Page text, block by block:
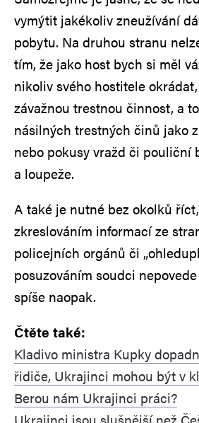
vymýtit jakékoliv zneužívání
pobytu. Na druhou stranu
tím, že jako host bych si měl
nikoliv svého hostitele
závažnou trestnou činnost, a
násilných trestných činů jako
nebo pokusy vražd či pouliční
a loupeže.
A také je nutné bez okolků
zkreslováním informací ze
policejních orgánů či
posuzováním soudci
spíše naopak.
Čtěte také:
Kladivo ministra Kupky
řidiče, Ukrajinci mohou být v
Berou nám Ukrajinci práci?